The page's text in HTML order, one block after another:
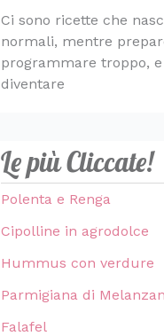
Ci sono ricette che
normali, mentre
programmare troppo,
diventare
Le più Cliccate!
Polenta e Renga
Cipolline in agrodolce
Hummus con verdure
Parmigiana di
Falafel